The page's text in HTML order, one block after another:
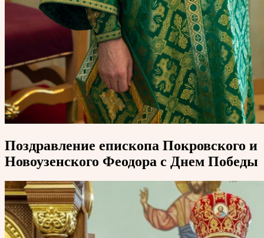
Поздравление епископа Покровского и
Новоузенского Феодора с Днем Победы